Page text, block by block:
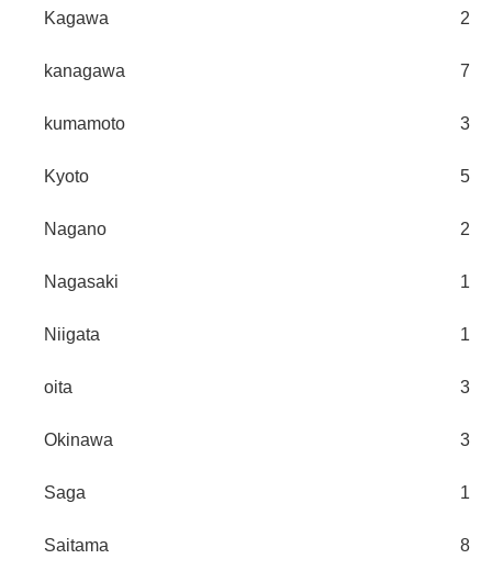
Kagawa 2
kanagawa 7
kumamoto 3
Kyoto 5
Nagano 2
Nagasaki 1
Niigata 1
oita 3
Okinawa 3
Saga 1
Saitama 8